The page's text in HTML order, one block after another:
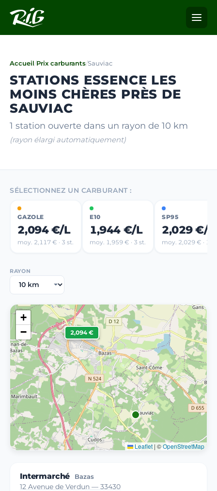
Accueil/Prix carburants/Sauviac
STATIONS ESSENCE LES
MOINS CHÈRES PRÈS DE
SAUVIAC
1 station ouverte dans un rayon de 10 km
(rayon élargi automatiquement)
SÉLECTIONNEZ UN CARBURANT :
GAZOLE
2,094 €/L
moy. 2,117 € · 3 st.
E10
1,944 €/L
moy. 1,959 € · 3 st.
SP95
2,029 €/L
moy. 2,029 € · 1
RAYON
2,094 €
+
−
Leaflet | ©OpenStreetMap
Intermarché Bazas
12 Avenue de Verdun — 33430